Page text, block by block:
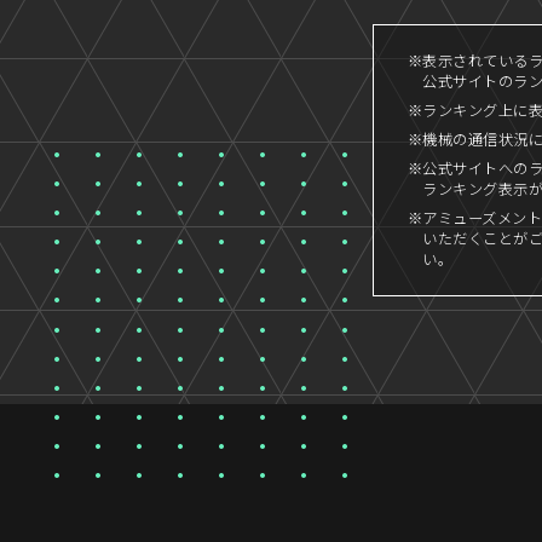
※表示されている
公式サイトのラ
※ランキング上に
※機械の通信状況
※公式サイトへの
ランキング表示
※アミューズメン
いただくことが
い。